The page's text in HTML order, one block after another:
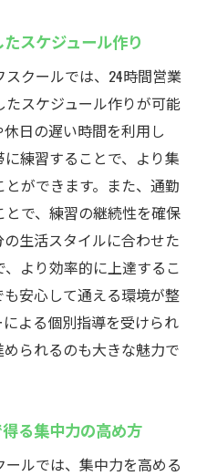
スケジュール作り
クールでは、24時間営業
スケジュール作りが可能
日の遅い時間を利用し
練習することで、より集
ができます。また、通勤
で、練習の継続性を確保
生活スタイルに合わせた
より効率的に上達するこ
安心して通える環境が整
よる個別指導を受けられ
られるのも大きな魅力で
る集中力の高め方
ルでは、集中力を高める